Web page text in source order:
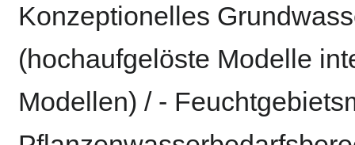
Konzeptionelles
(hochaufgelöste Modelle
Modellen) / -